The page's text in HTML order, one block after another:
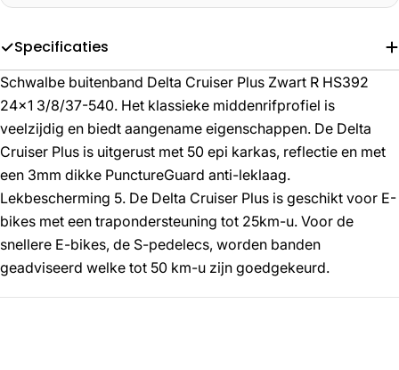
Specificaties
Schwalbe buitenband Delta Cruiser Plus Zwart R HS392
24x1 3/8/37-540. Het klassieke middenrifprofiel is
veelzijdig en biedt aangename eigenschappen. De Delta
Cruiser Plus is uitgerust met 50 epi karkas, reflectie en met
een 3mm dikke PunctureGuard anti-leklaag.
Lekbescherming 5. De Delta Cruiser Plus is geschikt voor E-
bikes met een trapondersteuning tot 25km-u. Voor de
snellere E-bikes, de S-pedelecs, worden banden
geadviseerd welke tot 50 km-u zijn goedgekeurd.